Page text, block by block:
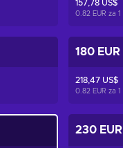
157,78 US$
0.82 EUR za 1
180 EUR
218,47 US$
0.82 EUR za 1
230 EUR